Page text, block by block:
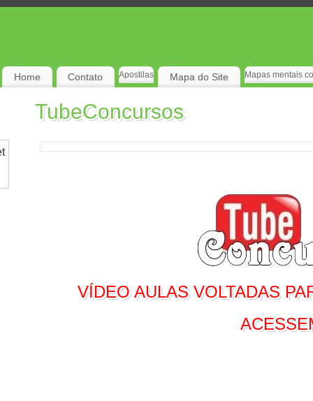
Home Contato Apostilas Mapa do Site Mapas mentais
TubeConcursos
VÍDEO AULAS VOLTADAS